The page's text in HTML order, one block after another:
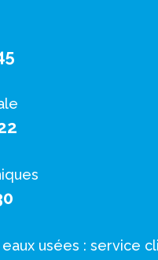
usées : service